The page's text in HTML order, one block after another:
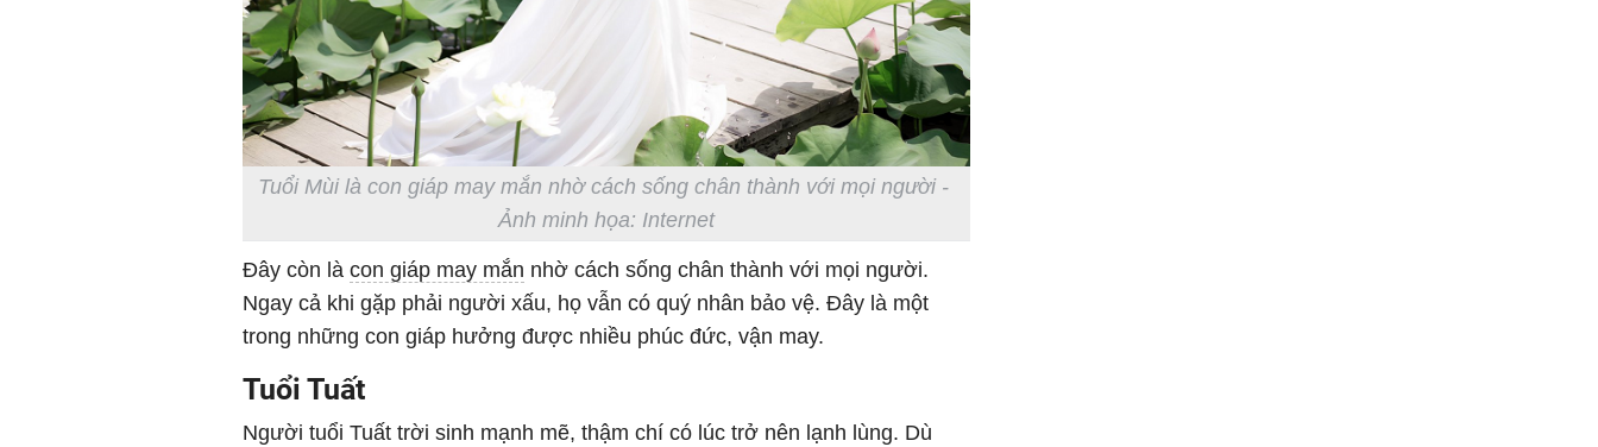
Tuổi Mùi là con giáp may mắn nhờ cách sống chân thành với mọi người -
Ảnh minh họa: Internet
Đây còn là con giáp may mắn nhờ cách sống chân thành với mọi người.
Ngay cả khi gặp phải người xấu, họ vẫn có quý nhân bảo vệ. Đây là một
trong những con giáp hưởng được nhiều phúc đức, vận may.
Tuổi Tuất
Người tuổi Tuất trời sinh mạnh mẽ, thậm chí có lúc trở nên lạnh lùng. Dù